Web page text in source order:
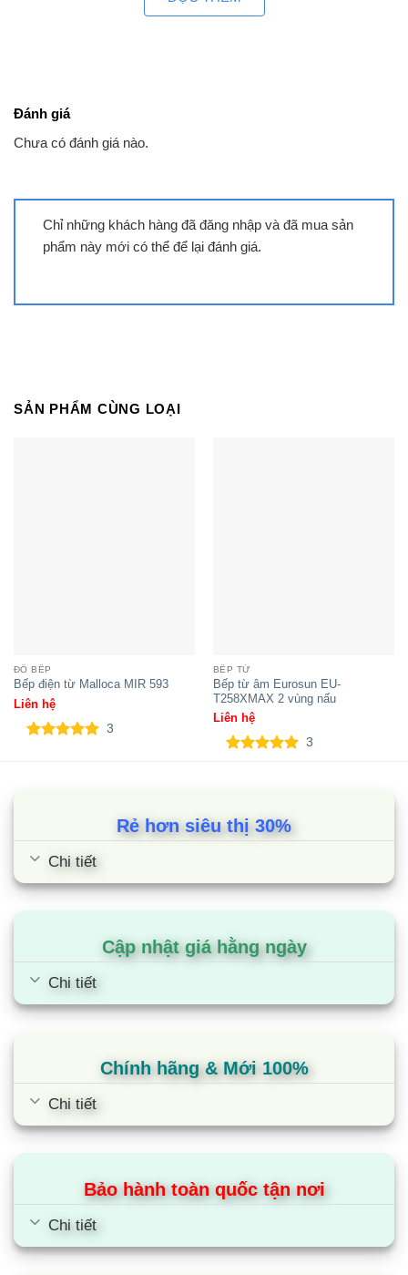
Bếp từ Teka irf 3200
Bếp đôi điện từ SUNHOUSE SHB
Đánh giá
Chưa có đánh giá nào.
Chỉ những khách hàng đã đăng nhập và đã mua sản
phẩm này mới có thể để lại đánh giá.
SẢN PHẨM CÙNG LOẠI
ĐỒ BẾP
Bếp điện từ Malloca MIR 593
Liên hệ
3
BẾP TỪ
Bếp từ âm Eurosun EU-
T258XMAX 2 vùng nấu
Liên hệ
3
Rẻ hơn siêu thị 30%
Chi tiết
Cập nhật giá hằng ngày
Chi tiết
Chính hãng & Mới 100%
Chi tiết
Bảo hành toàn quốc tận nơi
Chi tiết